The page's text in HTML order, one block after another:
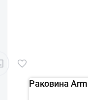
Раковина